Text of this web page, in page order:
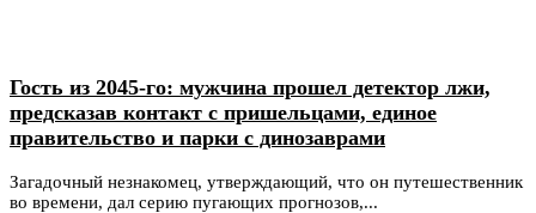
Гость из 2045-го: мужчина прошел детектор лжи,
предсказав контакт с пришельцами, единое
правительство и парки с динозаврами
Загадочный незнакомец, утверждающий, что он путешественник
во времени, дал серию пугающих прогнозов,...